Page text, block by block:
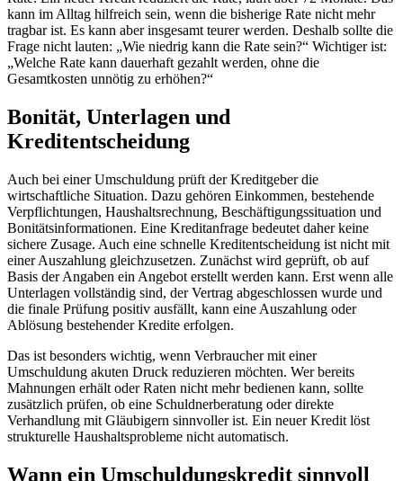
kann im Alltag hilfreich sein, wenn die bisherige Rate nicht mehr
tragbar ist. Es kann aber insgesamt teurer werden. Deshalb sollte die
Frage nicht lauten: „Wie niedrig kann die Rate sein?“ Wichtiger ist:
„Welche Rate kann dauerhaft gezahlt werden, ohne die
Gesamtkosten unnötig zu erhöhen?“
Bonität, Unterlagen und
Kreditentscheidung
Auch bei einer Umschuldung prüft der Kreditgeber die
wirtschaftliche Situation. Dazu gehören Einkommen, bestehende
Verpflichtungen, Haushaltsrechnung, Beschäftigungssituation und
Bonitätsinformationen. Eine Kreditanfrage bedeutet daher keine
sichere Zusage. Auch eine schnelle Kreditentscheidung ist nicht mit
einer Auszahlung gleichzusetzen. Zunächst wird geprüft, ob auf
Basis der Angaben ein Angebot erstellt werden kann. Erst wenn alle
Unterlagen vollständig sind, der Vertrag abgeschlossen wurde und
die finale Prüfung positiv ausfällt, kann eine Auszahlung oder
Ablösung bestehender Kredite erfolgen.
Das ist besonders wichtig, wenn Verbraucher mit einer
Umschuldung akuten Druck reduzieren möchten. Wer bereits
Mahnungen erhält oder Raten nicht mehr bedienen kann, sollte
zusätzlich prüfen, ob eine Schuldnerberatung oder direkte
Verhandlung mit Gläubigern sinnvoller ist. Ein neuer Kredit löst
strukturelle Haushaltsprobleme nicht automatisch.
Wann ein Umschuldungskredit sinnvoll